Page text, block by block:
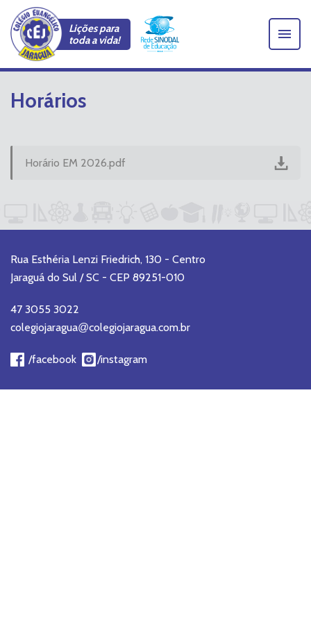
Lições para
toda a vida!
Horários
Horário EM 2026.pdf
Rua Esthéria Lenzi Friedrich, 130 - Centro
Jaraguá do Sul / SC - CEP 89251-010
47 3055 3022
colegiojaragua@colegiojaragua.com.br
/facebook /instagram